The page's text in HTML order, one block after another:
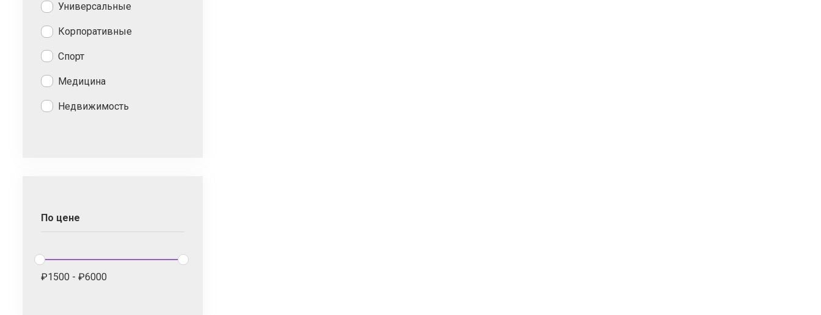
Универсальные
Корпоративные
Спорт
Медицина
Недвижимость
По цене
₽1500 - ₽6000